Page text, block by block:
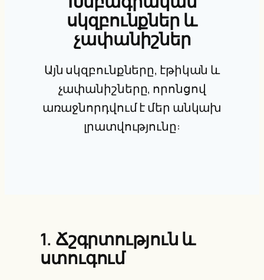
սկզբունքներ և
չափանիշներ
Այն սկզբունքները, էթիկան և
չափանիշները, որոնցով
առաջնորդվում է մեր անկախ
լրատվությունը:
1. Ճշգրտություն և
ստուգում